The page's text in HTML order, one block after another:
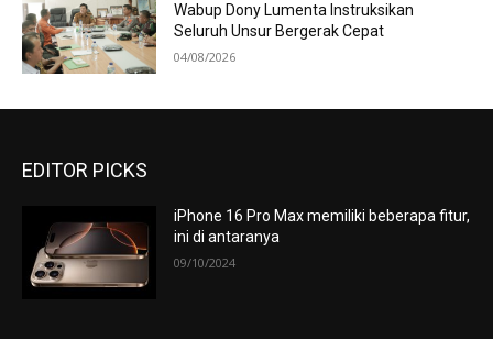
Wabup Dony Lumenta Instruksikan
Seluruh Unsur Bergerak Cepat
04/08/2026
EDITOR PICKS
iPhone 16 Pro Max memiliki beberapa fitur,
ini di antaranya
09/10/2024